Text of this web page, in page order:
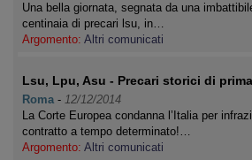
Una bella giornata, segnata da una
centinaia di precari lsu, in…
Argomento: Altri comunicati
Lsu, Lpu, Asu - Precari storici di
Roma - 12/12/2014
La Corte Europea condanna l’Italia per
contratto a tempo determinato!…
Argomento: Altri comunicati